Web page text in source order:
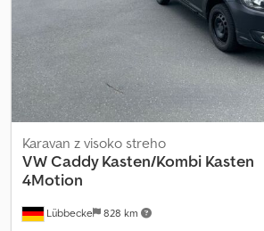
Lübbecke 828 km
Karavan z visoko streho
VWCaddy Kasten/Kombi Kasten
4Motion